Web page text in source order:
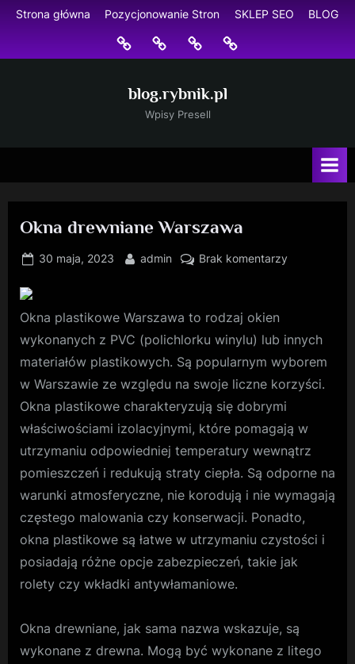
Skip
content
Strona główna Pozycjonowanie Stron SKLEP SEO BLOG
Strona
główna
Pozycjonowanie
Stron
SKLEP
SEO
BLOG
blog.rybnik.pl
Wpisy Presell
Okna drewniane Warszawa
Posted
30 maja, 2023 By
admin Brak komentarzydo
Okna plastikowe Warszawa to rodzaj okien
wykonanych z PVC (polichlorku winylu) lub innych
materiałów plastikowych. Są popularnym wyborem
w Warszawie ze względu na swoje liczne korzyści.
Okna plastikowe charakteryzują się dobrymi
właściwościami izolacyjnymi, które pomagają w
utrzymaniu odpowiedniej temperatury wewnątrz
pomieszczeń i redukują straty ciepła. Są odporne na
warunki atmosferyczne, nie korodują i nie wymagają
częstego malowania czy konserwacji. Ponadto,
okna plastikowe są łatwe w utrzymaniu czystości i
posiadają różne opcje zabezpieczeń, takie jak
rolety czy wkładki antywłamaniowe.
Okna drewniane, jak sama nazwa wskazuje, są
wykonane z drewna. Mogą być wykonane z litego